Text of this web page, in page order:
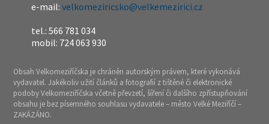
e-mail:velkomeziricsko@velkemezirici.cz
tel.: 566 781 034
mobil: 724 063 930
Obsah Velkomeziříčska je chráněn autorským právem, které vykonává
vydavatel. Jakékoliv užití článků a fotografií z tištěné či elektronické
podoby Velkomeziříčska včetně převzetí, šíření či dalšího zpřístupňování
obsahu je bez písemného souhlasu vydavatele – město Velké Meziříčí –
ZAKÁZÁNO.